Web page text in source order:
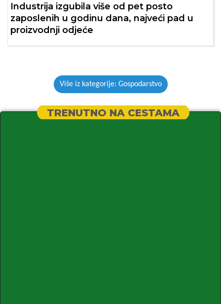
Industrija izgubila više od pet posto
zaposlenih u godinu dana, najveći pad u
proizvodnji odjeće
Više iz kategorije: Gospodarstvo
TRENUTNO NA CESTAMA